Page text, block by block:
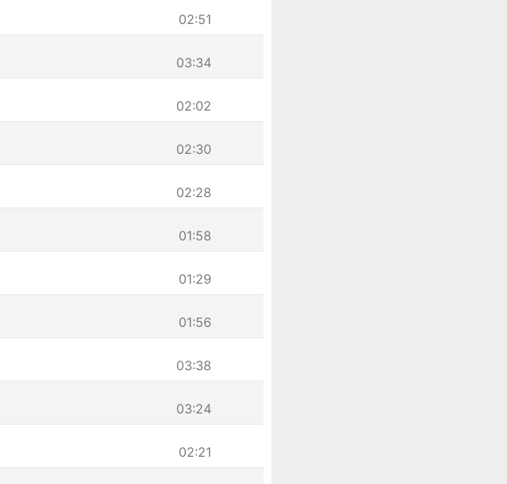
02:51
03:34
02:02
02:30
02:28
01:58
01:29
01:56
03:38
03:24
02:21